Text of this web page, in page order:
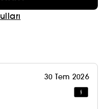
30 Tem 2026